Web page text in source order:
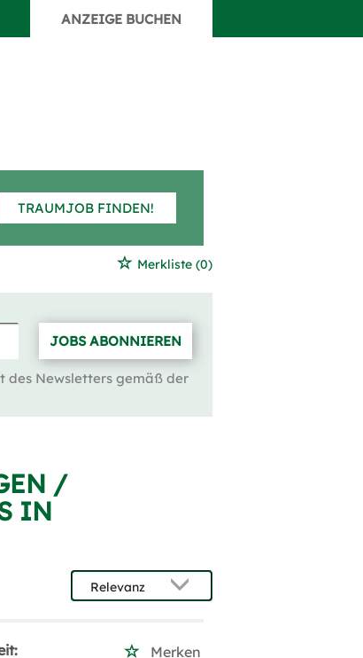
ANZEIGE BUCHEN
TRAUMJOB FINDEN!
Merkliste (0)
JOBS ABONNIEREN
des Newsletters gemäß der
/
IN
Merken